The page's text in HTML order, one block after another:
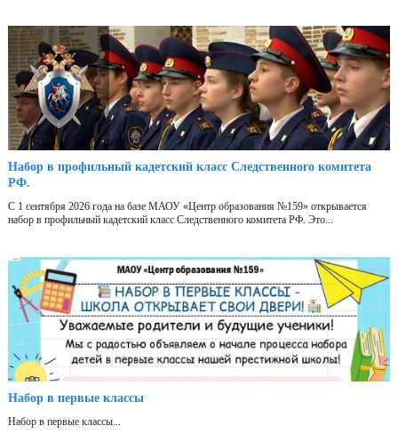
Набор в профильный кадетский класс Следственного комитета
РФ.
С 1 сентября 2026 года на базе МАОУ «Центр образования №159» открывается
набор в профильный кадетский класс Следственного комитета РФ. Это...
Набор в первые классы
Набор в первые классы...